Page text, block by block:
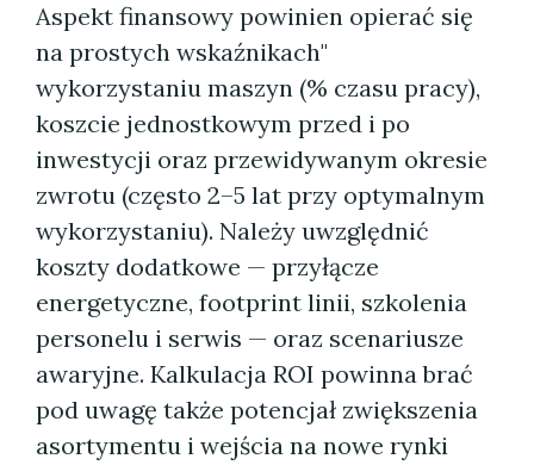
Aspekt finansowy powinien opierać się
na prostych wskaźnikach"
wykorzystaniu maszyn (% czasu pracy),
koszcie jednostkowym przed i po
inwestycji oraz przewidywanym okresie
zwrotu (często 2–5 lat przy optymalnym
wykorzystaniu). Należy uwzględnić
koszty dodatkowe — przyłącze
energetyczne, footprint linii, szkolenia
personelu i serwis — oraz scenariusze
awaryjne. Kalkulacja ROI powinna brać
pod uwagę także potencjał zwiększenia
asortymentu i wejścia na nowe rynki